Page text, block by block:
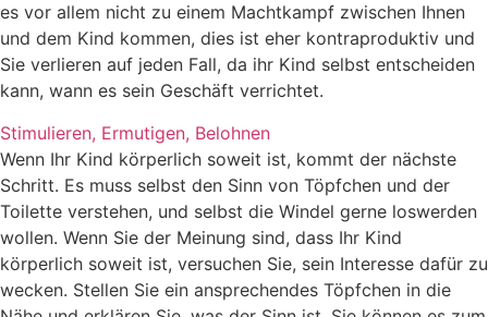
es vor allem nicht zu einem Machtkampf zwischen Ihnen
und dem Kind kommen, dies ist eher kontraproduktiv und
Sie verlieren auf jeden Fall, da ihr Kind selbst entscheiden
kann, wann es sein Geschäft verrichtet.
Stimulieren, Ermutigen, Belohnen
Wenn Ihr Kind körperlich soweit ist, kommt der nächste
Schritt. Es muss selbst den Sinn von Töpfchen und der
Toilette verstehen, und selbst die Windel gerne loswerden
wollen. Wenn Sie der Meinung sind, dass Ihr Kind
körperlich soweit ist, versuchen Sie, sein Interesse dafür zu
wecken. Stellen Sie ein ansprechendes Töpfchen in die